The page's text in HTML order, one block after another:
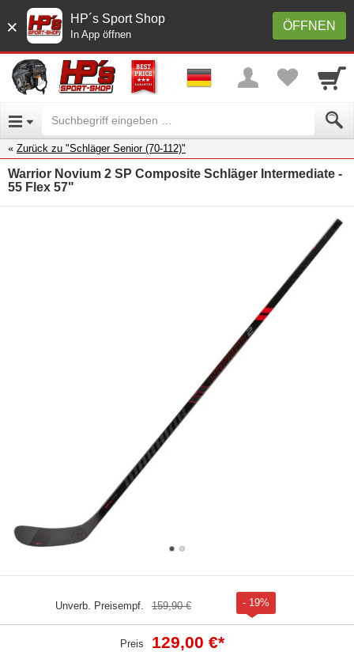
× ÖFFNEN
HP´s Sport Shop
In App öffnen
Zurück zu "Schläger Senior (70-112)"
Warrior Novium 2 SP Composite Schläger Intermediate -
55 Flex 57"
Unverb. Preisempf. 159,90 € - 19%
Preis 129,00 €*